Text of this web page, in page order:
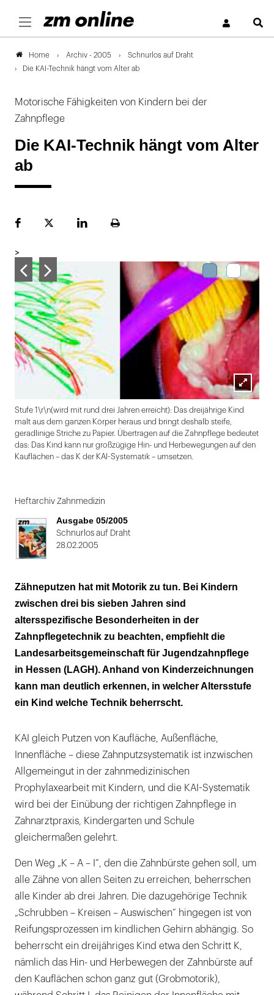
Home Archiv - 2005
Schnurlos auf Draht
Die KAI-Technik hängt vom Alter ab
Motorische Fähigkeiten von Kindern bei der
Zahnpflege
Die KAI-Technik hängt vom Alter
ab
FacebookPlattformLinekdInSeite
>
Lightbox
öffnen
Stufe 1\r\n(wird mit rund drei Jahren erreicht): Das dreijährige Kind
malt aus dem ganzen Körper heraus und bringt deshalb steife,
geradlinige Striche zu Papier. Übertragen auf die Zahnpflege bedeutet
das: Das Kind kann nur großzügige Hin- und Herbewegungen auf den
Kauflächen – das K der KAI-Systematik – umsetzen.
1
von
2
Heftarchiv Zahnmedizin
Ausgabe 05/2005
Schnurlos auf Draht
28.02.2005
Zähneputzen hat mit Motorik zu tun. Bei Kindern
zwischen drei bis sieben Jahren sind
altersspezifische Besonderheiten in der
Zahnpflegetechnik zu beachten, empfiehlt die
Landesarbeitsgemeinschaft für Jugendzahnpflege
in Hessen (LAGH). Anhand von Kinderzeichnungen
kann man deutlich erkennen, in welcher Altersstufe
ein Kind welche Technik beherrscht.
KAI gleich Putzen von Kaufläche, Außenfläche,
Innenfläche – diese Zahnputzsystematik ist inzwischen
Allgemeingut in der zahnmedizinischen
Prophylaxearbeit mit Kindern, und die KAI-Systematik
wird bei der Einübung der richtigen Zahnpflege in
Zahnarztpraxis, Kindergarten und Schule
gleichermaßen gelehrt.
Den Weg „K – A – I”, den die Zahnbürste gehen soll, um
alle Zähne von allen Seiten zu erreichen, beherrschen
alle Kinder ab drei Jahren. Die dazugehörige Technik
„Schrubben – Kreisen – Auswischen” hingegen ist von
Reifungsprozessen im kindlichen Gehirn abhängig. So
beherrscht ein dreijähriges Kind etwa den Schritt K,
nämlich das Hin- und Herbewegen der Zahnbürste auf
den Kauflächen schon ganz gut (Grobmotorik),